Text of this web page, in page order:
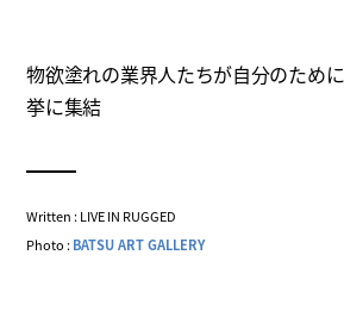
物欲塗れの業界人たちが自分のため
挙に集結
Written : LIVE IN RUGGED
Photo :BATSU ART GALLERY